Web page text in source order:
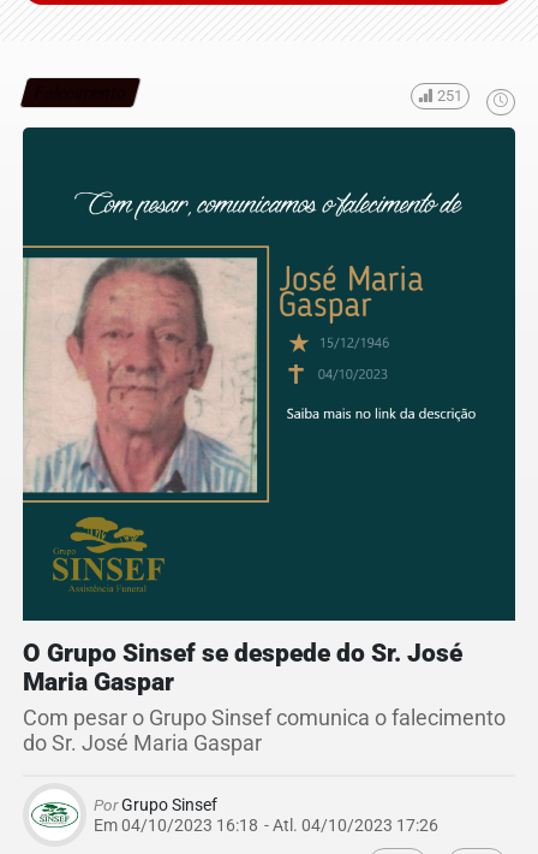
251
O Grupo Sinsef se despede do Sr. José
Maria Gaspar
Com pesar o Grupo Sinsef comunica o falecimento
do Sr. José Maria Gaspar
PorGrupo Sinsef
Em 04/10/2023 16:18 - Atl. 04/10/2023 17:26